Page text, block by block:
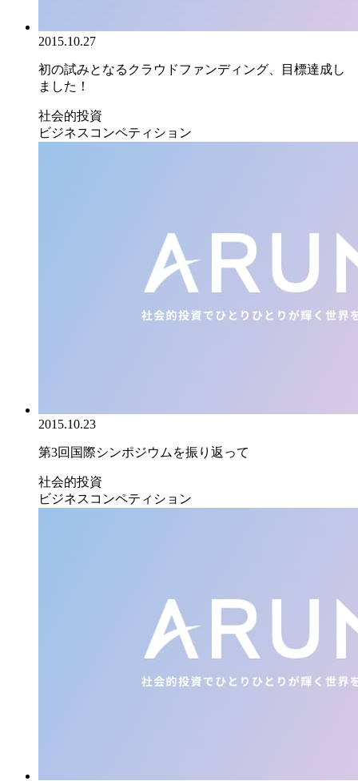
2015.10.27
初の試みとなるクラウドファンディング、目標達成し
ました！
社会的投資
ビジネスコンペティション
2015.10.23
第3回国際シンポジウムを振り返って
社会的投資
ビジネスコンペティション